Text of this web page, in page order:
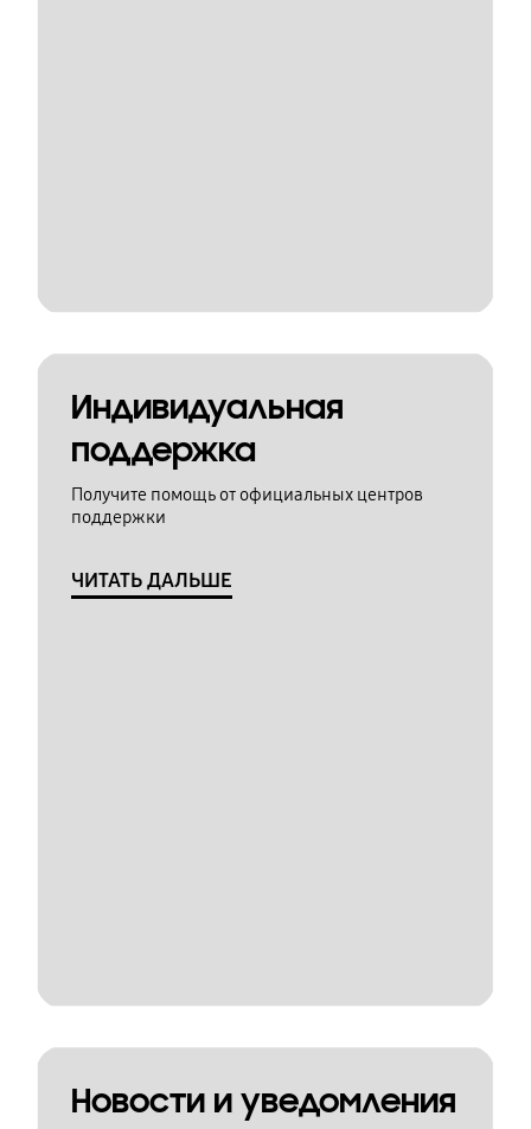
Индивидуальная
поддержка
Получите помощь от официальных центров
поддержки
ЧИТАТЬ ДАЛЬШЕ
Новости и уведомления